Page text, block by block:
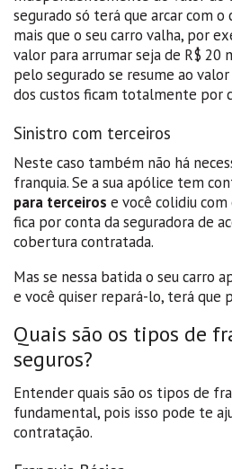
segurado só terá que arcar com o
mais que o seu carro valha, por
valor para arrumar seja de R$ 20
pelo segurado se resume ao
dos custos ficam totalmente por
Sinistro com terceiros
Neste caso também não há
franquia. Se a sua apólice tem
para terceiros e você colidiu
fica por conta da seguradora de
cobertura contratada.
Mas se nessa batida o seu carro
e você quiser repará-lo, terá que
Quais são os tipos de
seguros?
Entender quais são os tipos de
fundamental, pois isso pode te
contratação.